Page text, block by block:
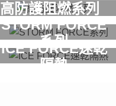
高防護阻燃系列
STORM FORCE
系列
ICE FORCE速乾
隔熱